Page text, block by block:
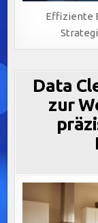
Effiziente
Data
zur